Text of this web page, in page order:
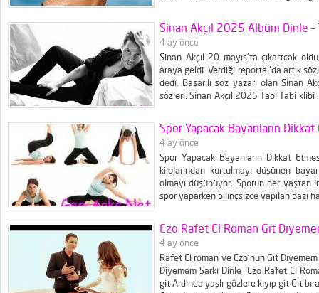
ilgili olan bayanlar...
Sinan Akçıl 2025 Albüm Dinle –
4 ay önce
Sinan Akçıl 20 mayıs'ta çıkartcak
araya geldi. Verdiği reportaj'da artık
dedi. Başarılı söz yazarı olan Sinan
sözleri. Sinan Akçıl 2025 Tabi Tabi klibi
Spor Yapacak Bayanların
4 ay önce
Spor Yapacak Bayanların Dikkat
kilolarından kurtulmayı düşünen
olmayı düşünüyor. Sporun her yaştan
spor yaparken bilinçsizce yapılan bazı
Ezo Rafet El Roman Git
4 ay önce
Rafet El roman ve Ezo'nun Git Diyemem
Diyemem Şarkı Dinle Ezo Rafet El
git Ardında yaşlı gözlere kıyıp git Git